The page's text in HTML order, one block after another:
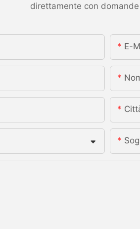
direttamente con
E-